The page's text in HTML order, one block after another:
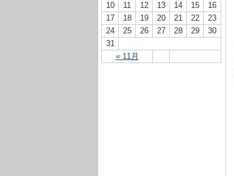
« 11月
10
11 12 13 14 15
16
17
18 19 20 21 22
23
24
25 26 27 28 29
30
31